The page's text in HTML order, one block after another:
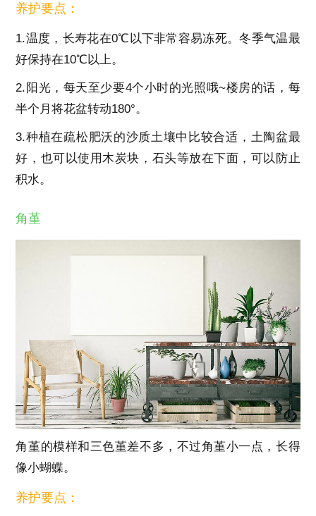
养护要点：
1.温度，长寿花在0℃以下非常容易冻死。冬季气温最
好保持在10℃以上。
2.阳光，每天至少要4个小时的光照哦~楼房的话，每
半个月将花盆转动180°。
3.种植在疏松肥沃的沙质土壤中比较合适，土陶盆最
好，也可以使用木炭块，石头等放在下面，可以防止
积水。
角堇
角堇的模样和三色堇差不多，不过角堇小一点，长得
像小蝴蝶。
养护要点：